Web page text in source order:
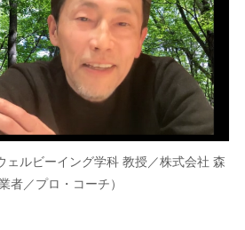
ェルビーイング学科 教授／株式会社 森
者／プロ・コーチ）